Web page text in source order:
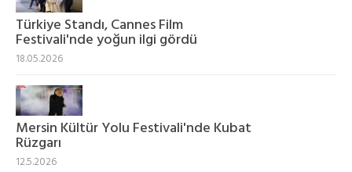
Türkiye Standı, Cannes Film
Festivali'nde yoğun ilgi gördü
18.05.2026
Mersin Kültür Yolu Festivali'nde Kubat
Rüzgarı
12.5.2026